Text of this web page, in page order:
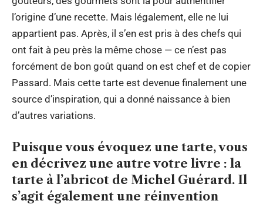
l’origine d’une recette. Mais légalement, elle ne lui
appartient pas. Après, il s’en est pris à des chefs qui
ont fait à peu près la même chose — ce n’est pas
forcément de bon goût quand on est chef et de copier
Passard. Mais cette tarte est devenue finalement une
source d’inspiration, qui a donné naissance à bien
d’autres variations.
Puisque vous évoquez une tarte, vous
en décrivez une autre votre livre : la
tarte à l’abricot de Michel Guérard. Il
s’agit également une réinvention